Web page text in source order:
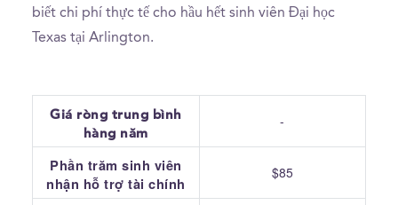
biết chi phí thực tế cho hầu hết sinh viên Đại học
Texas tại Arlington.
Giá ròng trung bình
hàng năm
-
Phần trăm sinh viên
nhận hỗ trợ tài chính
$85